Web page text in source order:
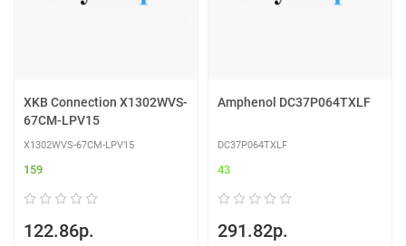
XKB Connection X1302WVS-
67CM-LPV15
X1302WVS-67CM-LPV15
159
122.86р.
Amphenol DC37P064TXLF
DC37P064TXLF
43
291.82р.